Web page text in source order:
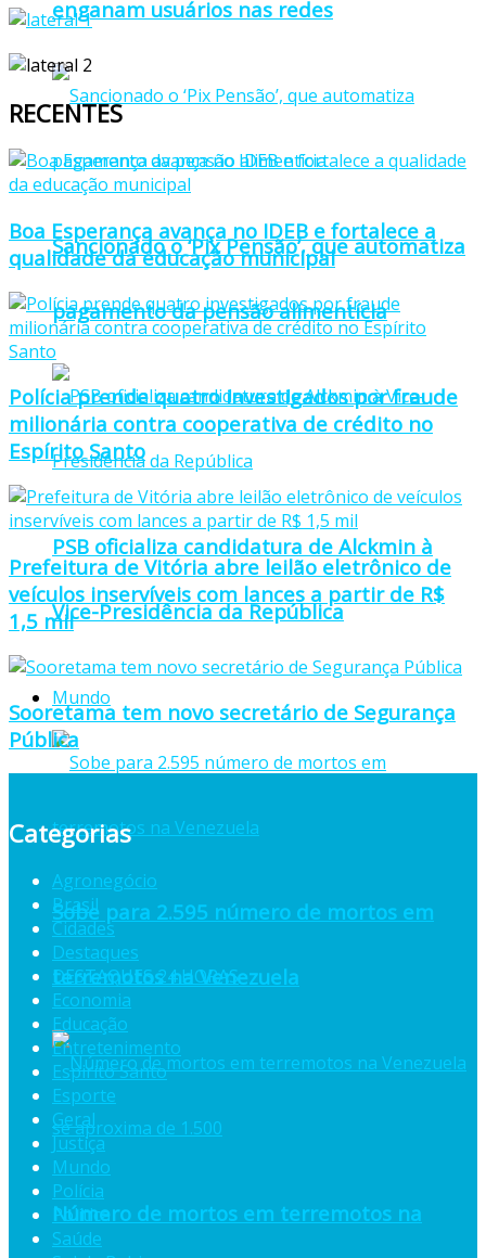
enganam usuários nas redes
Sancionado o ‘Pix Pensão’, que automatiza
pagamento da pensão alimentícia
PSB oficializa candidatura de Alckmin à
Vice-Presidência da República
Mundo
Sobe para 2.595 número de mortos em
terremotos na Venezuela
Número de mortos em terremotos na
RECENTES
Boa Esperança avança no IDEB e fortalece a
qualidade da educação municipal
Polícia prende quatro investigados por fraude
milionária contra cooperativa de crédito no
Espírito Santo
Prefeitura de Vitória abre leilão eletrônico de
veículos inservíveis com lances a partir de R$
1,5 mil
Sooretama tem novo secretário de Segurança
Pública
Categorias
Agronegócio
Brasil
Cidades
Destaques
DESTAQUES 24 HORAS
Economia
Educação
Entretenimento
Espiríto Santo
Esporte
Geral
Justiça
Mundo
Polícia
Política
Saúde